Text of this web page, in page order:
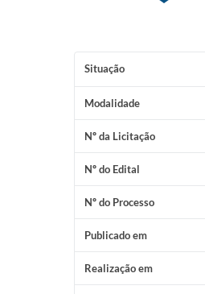
Situação
Modalidade
Nº da Licitação
Nº do Edital
Nº do Processo
Publicado em
Realização em